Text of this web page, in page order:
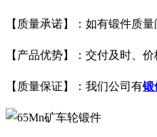
【质量承诺】：如有锻件质
【产品优势】：交付及时、
【质量保证】：我们公司有锻